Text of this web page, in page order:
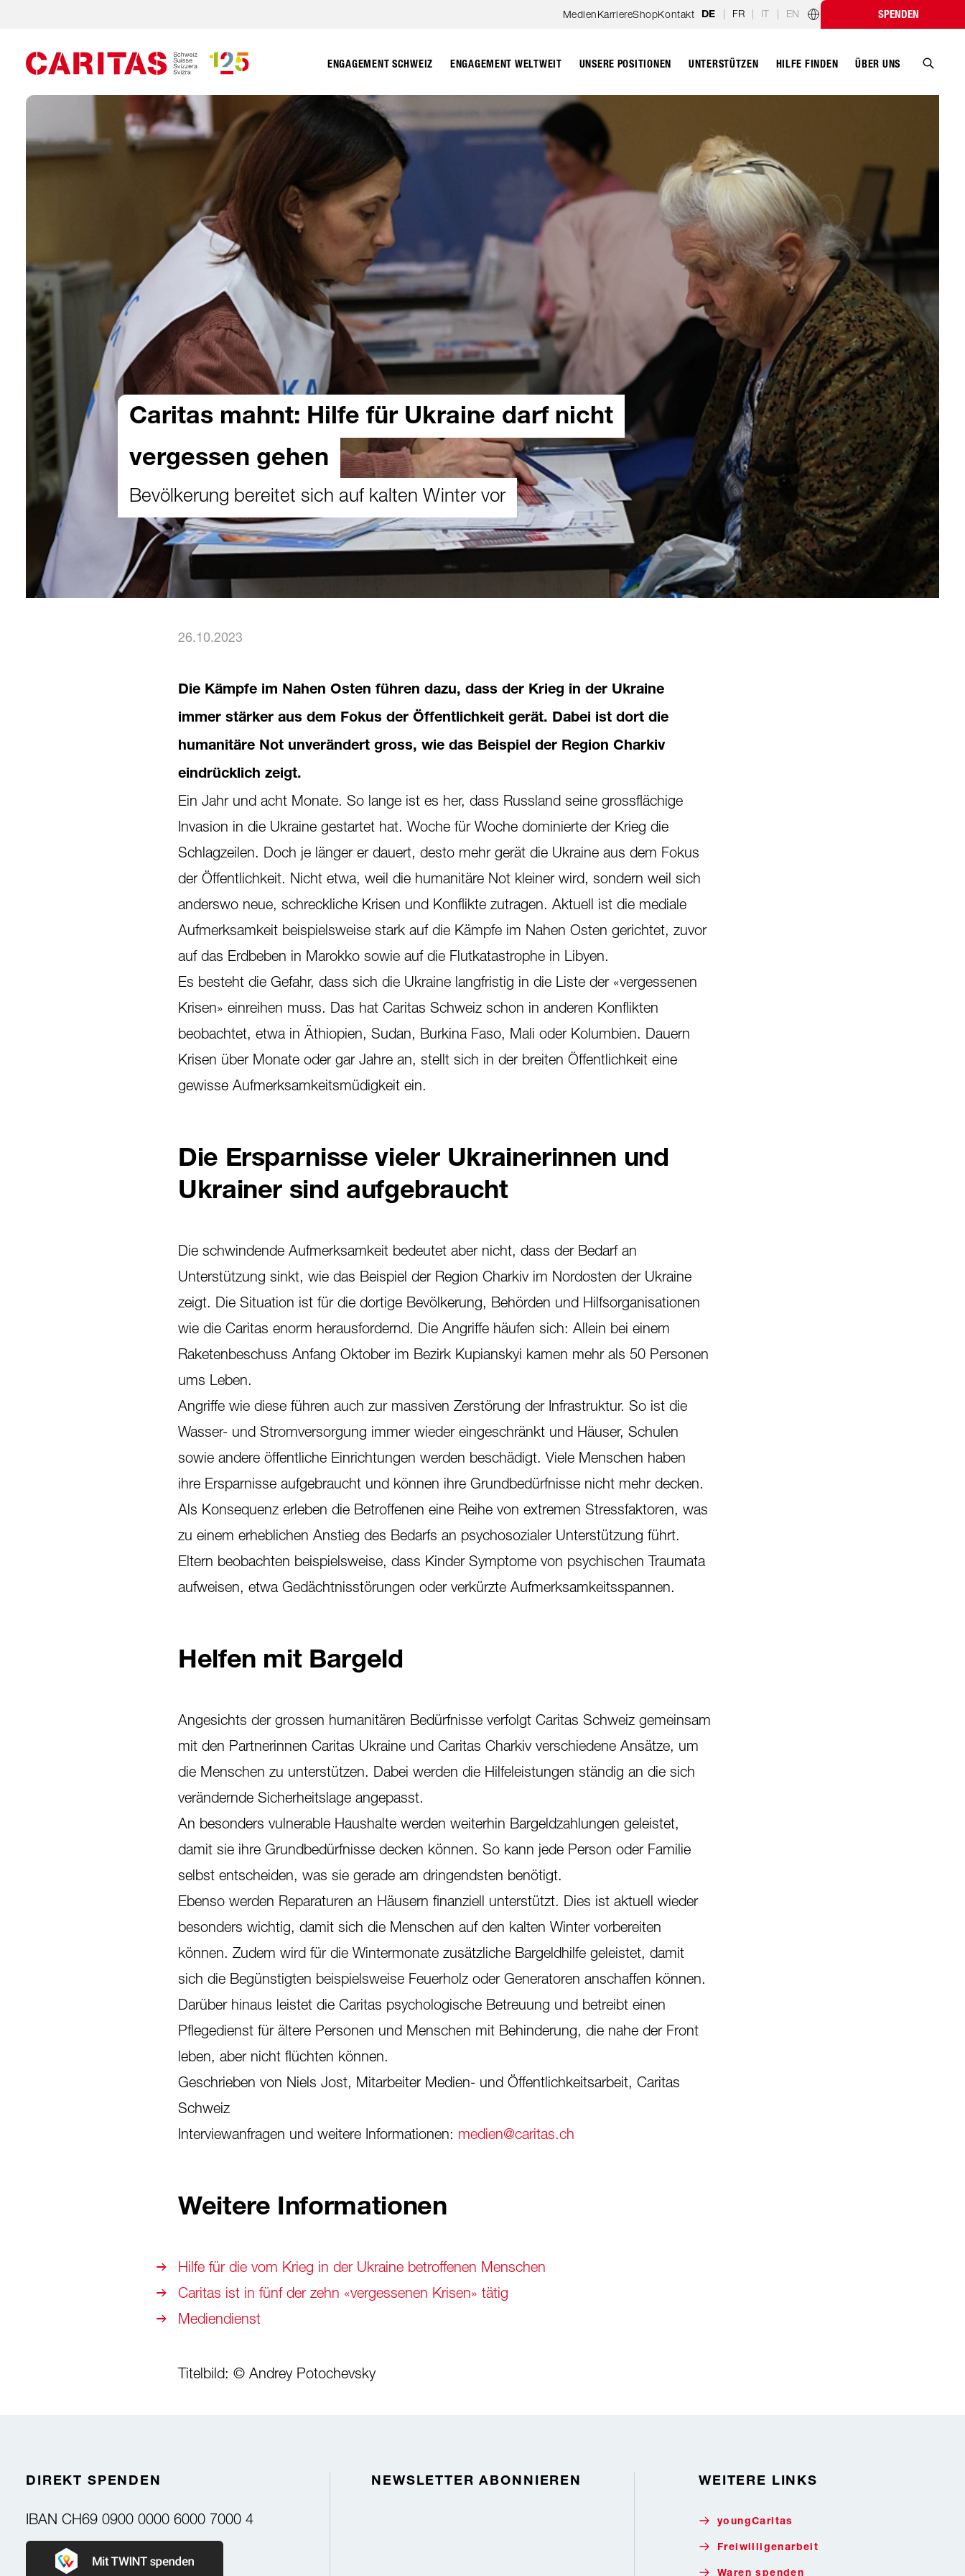
Zum Hauptinhalt springen
MedienKarriereShopKontakt DE | FR | IT | EN
LänderprogrammeSPENDEN
ENGAGEMENT SCHWEIZ ENGAGEMENT WELTWEIT UNSERE POSITIONEN UNTERSTÜTZEN HILFE FINDEN ÜBER UNS
Caritas mahnt: Hilfe für Ukraine darf nicht
vergessen gehen
Bevölkerung bereitet sich auf kalten Winter vor
26.10.2023
Die Kämpfe im Nahen Osten führen dazu, dass der Krieg in der Ukraine
immer stärker aus dem Fokus der Öffentlichkeit gerät. Dabei ist dort die
humanitäre Not unverändert gross, wie das Beispiel der Region Charkiv
eindrücklich zeigt.
Ein Jahr und acht Monate. So lange ist es her, dass Russland seine grossflächige
Invasion in die Ukraine gestartet hat. Woche für Woche dominierte der Krieg die
Schlagzeilen. Doch je länger er dauert, desto mehr gerät die Ukraine aus dem Fokus
der Öffentlichkeit. Nicht etwa, weil die humanitäre Not kleiner wird, sondern weil sich
anderswo neue, schreckliche Krisen und Konflikte zutragen. Aktuell ist die mediale
Aufmerksamkeit beispielsweise stark auf die Kämpfe im Nahen Osten gerichtet, zuvor
auf das Erdbeben in Marokko sowie auf die Flutkatastrophe in Libyen.
Es besteht die Gefahr, dass sich die Ukraine langfristig in die Liste der «vergessenen
Krisen» einreihen muss. Das hat Caritas Schweiz schon in anderen Konflikten
beobachtet, etwa in Äthiopien, Sudan, Burkina Faso, Mali oder Kolumbien. Dauern
Krisen über Monate oder gar Jahre an, stellt sich in der breiten Öffentlichkeit eine
gewisse Aufmerksamkeitsmüdigkeit ein.
Die Ersparnisse vieler Ukrainerinnen und
Ukrainer sind aufgebraucht
Die schwindende Aufmerksamkeit bedeutet aber nicht, dass der Bedarf an
Unterstützung sinkt, wie das Beispiel der Region Charkiv im Nordosten der Ukraine
zeigt. Die Situation ist für die dortige Bevölkerung, Behörden und Hilfsorganisationen
wie die Caritas enorm herausfordernd. Die Angriffe häufen sich: Allein bei einem
Raketenbeschuss Anfang Oktober im Bezirk Kupianskyi kamen mehr als 50 Personen
ums Leben.
Angriffe wie diese führen auch zur massiven Zerstörung der Infrastruktur. So ist die
Wasser- und Stromversorgung immer wieder eingeschränkt und Häuser, Schulen
sowie andere öffentliche Einrichtungen werden beschädigt. Viele Menschen haben
ihre Ersparnisse aufgebraucht und können ihre Grundbedürfnisse nicht mehr decken.
Als Konsequenz erleben die Betroffenen eine Reihe von extremen Stressfaktoren, was
zu einem erheblichen Anstieg des Bedarfs an psychosozialer Unterstützung führt.
Eltern beobachten beispielsweise, dass Kinder Symptome von psychischen Traumata
aufweisen, etwa Gedächtnisstörungen oder verkürzte Aufmerksamkeitsspannen.
Helfen mit Bargeld
Angesichts der grossen humanitären Bedürfnisse verfolgt Caritas Schweiz gemeinsam
mit den Partnerinnen Caritas Ukraine und Caritas Charkiv verschiedene Ansätze, um
die Menschen zu unterstützen. Dabei werden die Hilfeleistungen ständig an die sich
verändernde Sicherheitslage angepasst.
An besonders vulnerable Haushalte werden weiterhin Bargeldzahlungen geleistet,
damit sie ihre Grundbedürfnisse decken können. So kann jede Person oder Familie
selbst entscheiden, was sie gerade am dringendsten benötigt.
Ebenso werden Reparaturen an Häusern finanziell unterstützt. Dies ist aktuell wieder
besonders wichtig, damit sich die Menschen auf den kalten Winter vorbereiten
können. Zudem wird für die Wintermonate zusätzliche Bargeldhilfe geleistet, damit
sich die Begünstigten beispielsweise Feuerholz oder Generatoren anschaffen können.
Darüber hinaus leistet die Caritas psychologische Betreuung und betreibt einen
Pflegedienst für ältere Personen und Menschen mit Behinderung, die nahe der Front
leben, aber nicht flüchten können.
Geschrieben von Niels Jost, Mitarbeiter Medien- und Öffentlichkeitsarbeit, Caritas
Schweiz
Interviewanfragen und weitere Informationen: medien@caritas.ch
Weitere Informationen
Hilfe für die vom Krieg in der Ukraine betroffenen Menschen
Caritas ist in fünf der zehn «vergessenen Krisen» tätig
Mediendienst
Titelbild: © Andrey Potochevsky
DIREKT SPENDEN
IBAN CH69 0900 0000 6000 7000 4
NEWSLETTER ABONNIEREN WEITERE LINKS
youngCaritas
Freiwilligenarbeit
Waren spenden